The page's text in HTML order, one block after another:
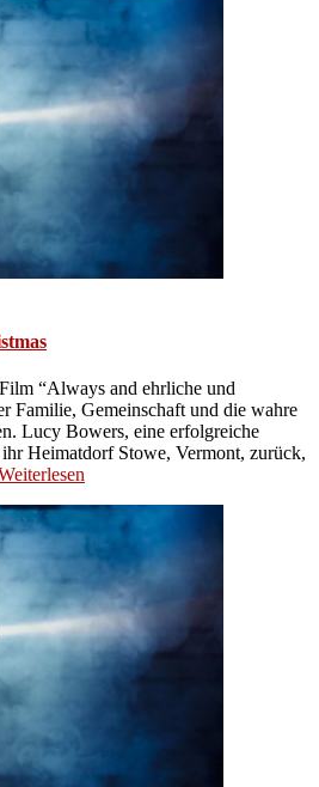
“Always and ehrliche und
Familie, Gemeinschaft und die wahre
Lucy Bowers, eine erfolgreiche
Heimatdorf Stowe, Vermont, zurück,